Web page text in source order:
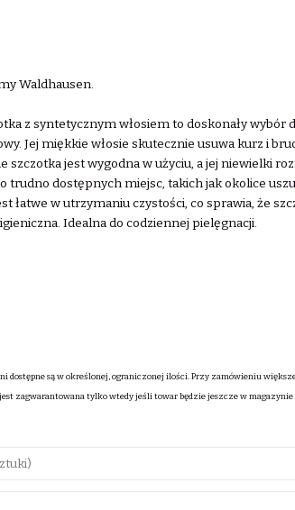
Waldhausen.
z syntetycznym włosiem to doskonały wybór
Jej miękkie włosie skutecznie usuwa kurz i
szczotka jest wygodna w użyciu, a jej niewielki
trudno dostępnych miejsc, takich jak okolice
łatwe w utrzymaniu czystości, co sprawia, że
Idealna do codziennej pielęgnacji.
dostępne są w określonej, ograniczonej ilości. Przy zamówieniu
zagwarantowana tylko wtedy jeśli towar będzie jeszcze w